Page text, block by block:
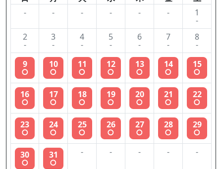
-
- - - - - 1
-
2
-
3
-
4
-
5
-
6
-
7
-
8
-
9
○
10
○
11
○
12
○
13
○
14
○
15
○
16
○
17
○
18
○
19
○
20
○
21
○
22
○
23
○
24
○
25
○
26
○
27
○
28
○
29
○
30
○
31
○
- - - - -